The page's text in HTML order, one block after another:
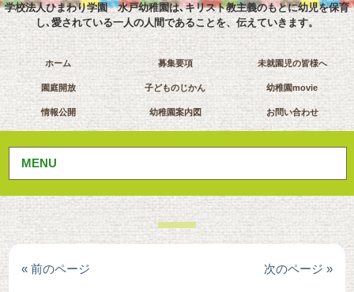
学校法人ひまわり学園 水戸幼稚園は､キリスト教主義のもとに幼児を保育
し､愛されている一人の人間であることを、伝えていきます。
ホーム 募集要項 未就園児の皆様へ
園庭開放 子どものじかん 幼稚園movie
情報公開 幼稚園案内図 お問い合わせ
MENU
« 前のページ 次のページ »